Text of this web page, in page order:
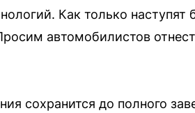
Как только
автомобилистов
сохранится до полного